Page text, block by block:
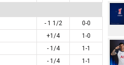
- 1 1/2
0-0
+1/4
1-0
- 1/4
1-1
- 1/4
1-1